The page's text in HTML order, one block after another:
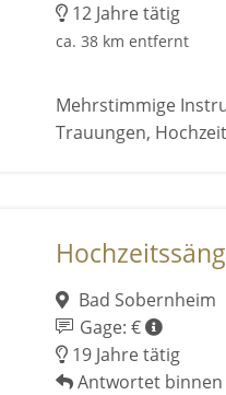
12 Jahre tätig
ca. 38 km entfernt
Mehrstimmige
Trauungen,
Bad Sobernheim
Gage: €
19 Jahre tätig
Antwortet binnen